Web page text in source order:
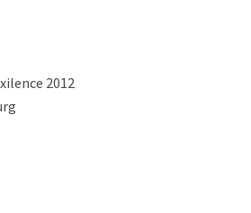
2012